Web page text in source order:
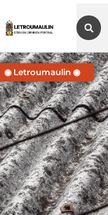
◉ Letroumaulin ◉